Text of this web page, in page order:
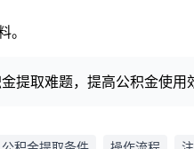
提取难题，提高公积金使用